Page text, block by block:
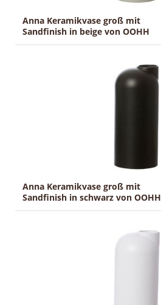
Anna Keramikvase groß mit
Sandfinish in beige von OOHH
Anna Keramikvase groß mit
Sandfinish in schwarz von OOHH